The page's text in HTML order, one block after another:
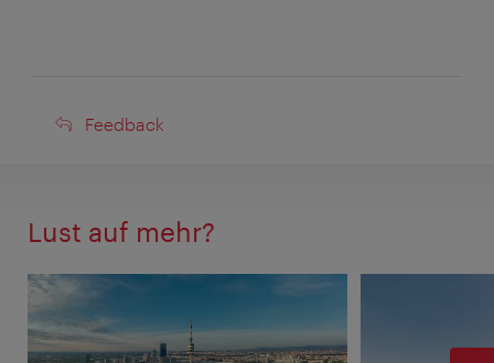
Feedback
Feedback
Lust auf mehr?